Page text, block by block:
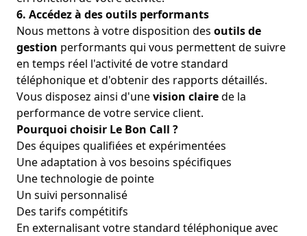
6. Accédez à des outils performants
Nous mettons à votre disposition des outils de
gestion performants qui vous permettent de suivre
en temps réel l'activité de votre standard
téléphonique et d'obtenir des rapports détaillés.
Vous disposez ainsi d'unevision clairede la
performance de votre service client.
Pourquoi choisir Le Bon Call ?
Des équipes qualifiées et expérimentées
Une adaptation à vos besoins spécifiques
Une technologie de pointe
Un suivi personnalisé
Des tarifs compétitifs
En externalisant votre standard téléphonique avec